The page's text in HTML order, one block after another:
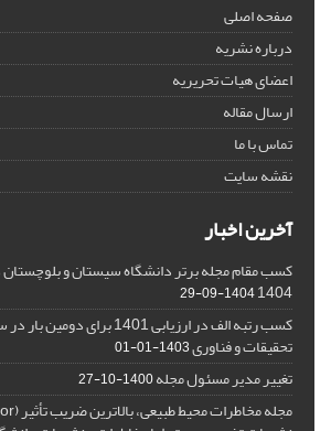
صفحه اصلی
درباره نشریه
اعضای هیات تحریریه
ارسال مقاله
تماس با ما
نقشه سایت
آخرین اخبار
کسب مقام مجله برتر دانشگاه سیستان و
1404
1404-09-29
کسب رتبه الف در ارزیابی 1401
تحقیقات و فناوری1403-01-01
تغییر مدیر مسئول مجله1400-10-27